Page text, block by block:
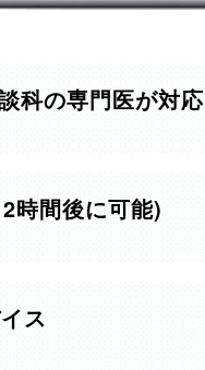
科の専門医が対応
時間後に可能)
ス